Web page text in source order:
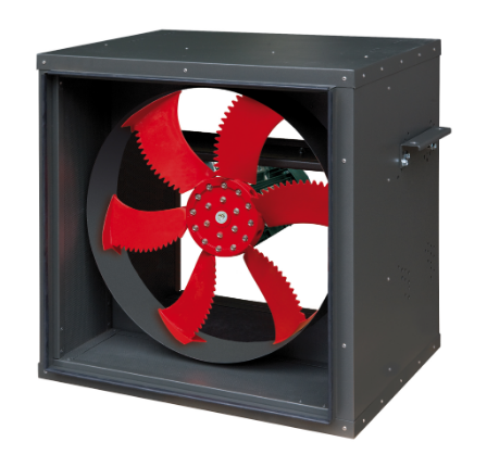
Lighting and Electrical
Equipment
Complete solutions in lighting and electrical
material for each project and need